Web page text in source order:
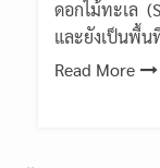
ดอกไม้ทะเล
และยังเป็นพื้
Read More